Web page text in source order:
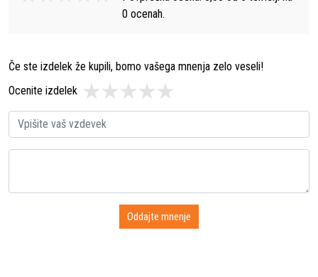
0 ocenah.
Če ste izdelek že kupili, bomo vašega mnenja zelo veseli!
Ocenite izdelek